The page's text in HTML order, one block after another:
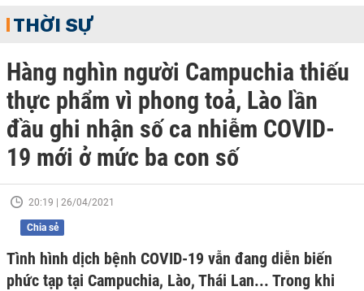
THỜI SỰ
Hàng nghìn người Campuchia thiếu
thực phẩm vì phong toả, Lào lần
đầu ghi nhận số ca nhiễm COVID-
19 mới ở mức ba con số
20:19 | 26/04/2021
Chia sẻ
Tình hình dịch bệnh COVID-19 vẫn đang diễn biến
phức tạp tại Campuchia, Lào, Thái Lan... Trong khi